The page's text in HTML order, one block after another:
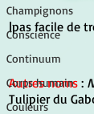
Champignons
Conscience
Continuum
Corps humain
Couleurs
|pas facile de
Autres noms :
Tulipier du